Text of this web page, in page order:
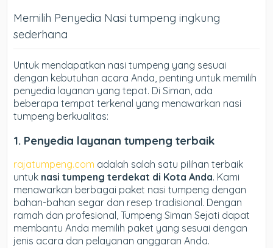
Memilih Penyedia Nasi tumpeng ingkung
sederhana
Untuk mendapatkan nasi tumpeng yang sesuai
dengan kebutuhan acara Anda, penting untuk memilih
penyedia layanan yang tepat. Di Siman, ada
beberapa tempat terkenal yang menawarkan nasi
tumpeng berkualitas:
1. Penyedia layanan tumpeng terbaik
rajatumpeng.com adalah salah satu pilihan terbaik
untuk nasi tumpeng terdekat di Kota Anda. Kami
menawarkan berbagai paket nasi tumpeng dengan
bahan-bahan segar dan resep tradisional. Dengan
ramah dan profesional, Tumpeng Siman Sejati dapat
membantu Anda memilih paket yang sesuai dengan
jenis acara dan pelayanan anggaran Anda.